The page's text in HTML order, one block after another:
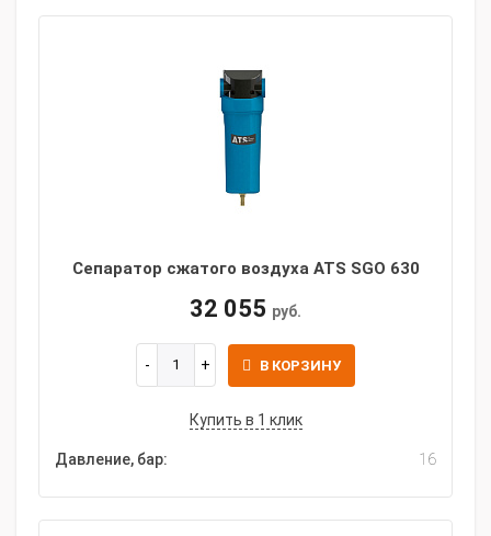
Сепаратор сжатого воздуха ATS SGO 630
32 055 руб.
В КОРЗИНУ
Купить в 1 клик
Давление, бар: 16